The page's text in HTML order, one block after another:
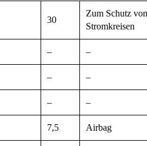
30
Zum Schutz
Stromkreisen
– –
– –
– –
7,5 Airbag